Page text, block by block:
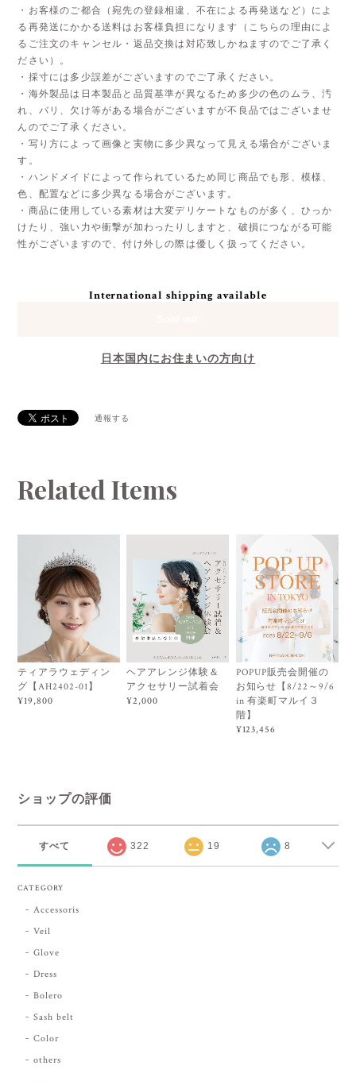
・お客様のご都合（宛先の登録相違、不在による再発送など）によ
る再発送にかかる送料はお客様負担になります（こちらの理由によ
るご注文のキャンセル・返品交換は対応致しかねますのでご了承く
ださい）。
・採寸には多少誤差がございますのでご了承ください。
・海外製品は日本製品と品質基準が異なるため多少の色のムラ、汚
れ、バリ、欠け等がある場合がございますが不良品ではございませ
んのでご了承ください。
・写り方によって画像と実物に多少異なって見える場合がございま
す。
・ハンドメイドによって作られているため同じ商品でも形、模様、
色、配置などに多少異なる場合がございます。
・商品に使用している素材は大変デリケートなものが多く、ひっか
けたり、強い力や衝撃が加わったりしますと、破損につながる可能
性がございますので、付け外しの際は優しく扱ってください。
International shipping available
日本国内にお住まいの方向け
通報する
Related Items
ティアラウェディン
グ【AH2402-01】
¥19,800
ヘアアレンジ体験＆
アクセサリー試着会
¥2,000
POPUP販売会開催の
お知らせ【8/22～9/6
in 有楽町マルイ３
階】
¥123,456
ショップの評価
すべて 322 19 8
CATEGORY
Accessoris
Veil
Glove
Dress
Bolero
Sash belt
Color
others